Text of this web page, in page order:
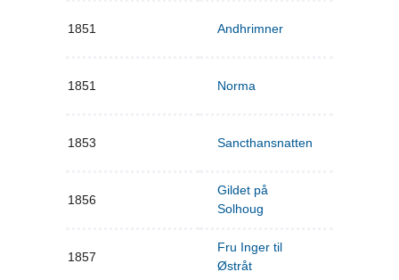
1851 Andhrimner
1851 Norma
1853 Sancthansnatten
1856
Gildet på
Solhoug
1857
Fru Inger til
Østråt